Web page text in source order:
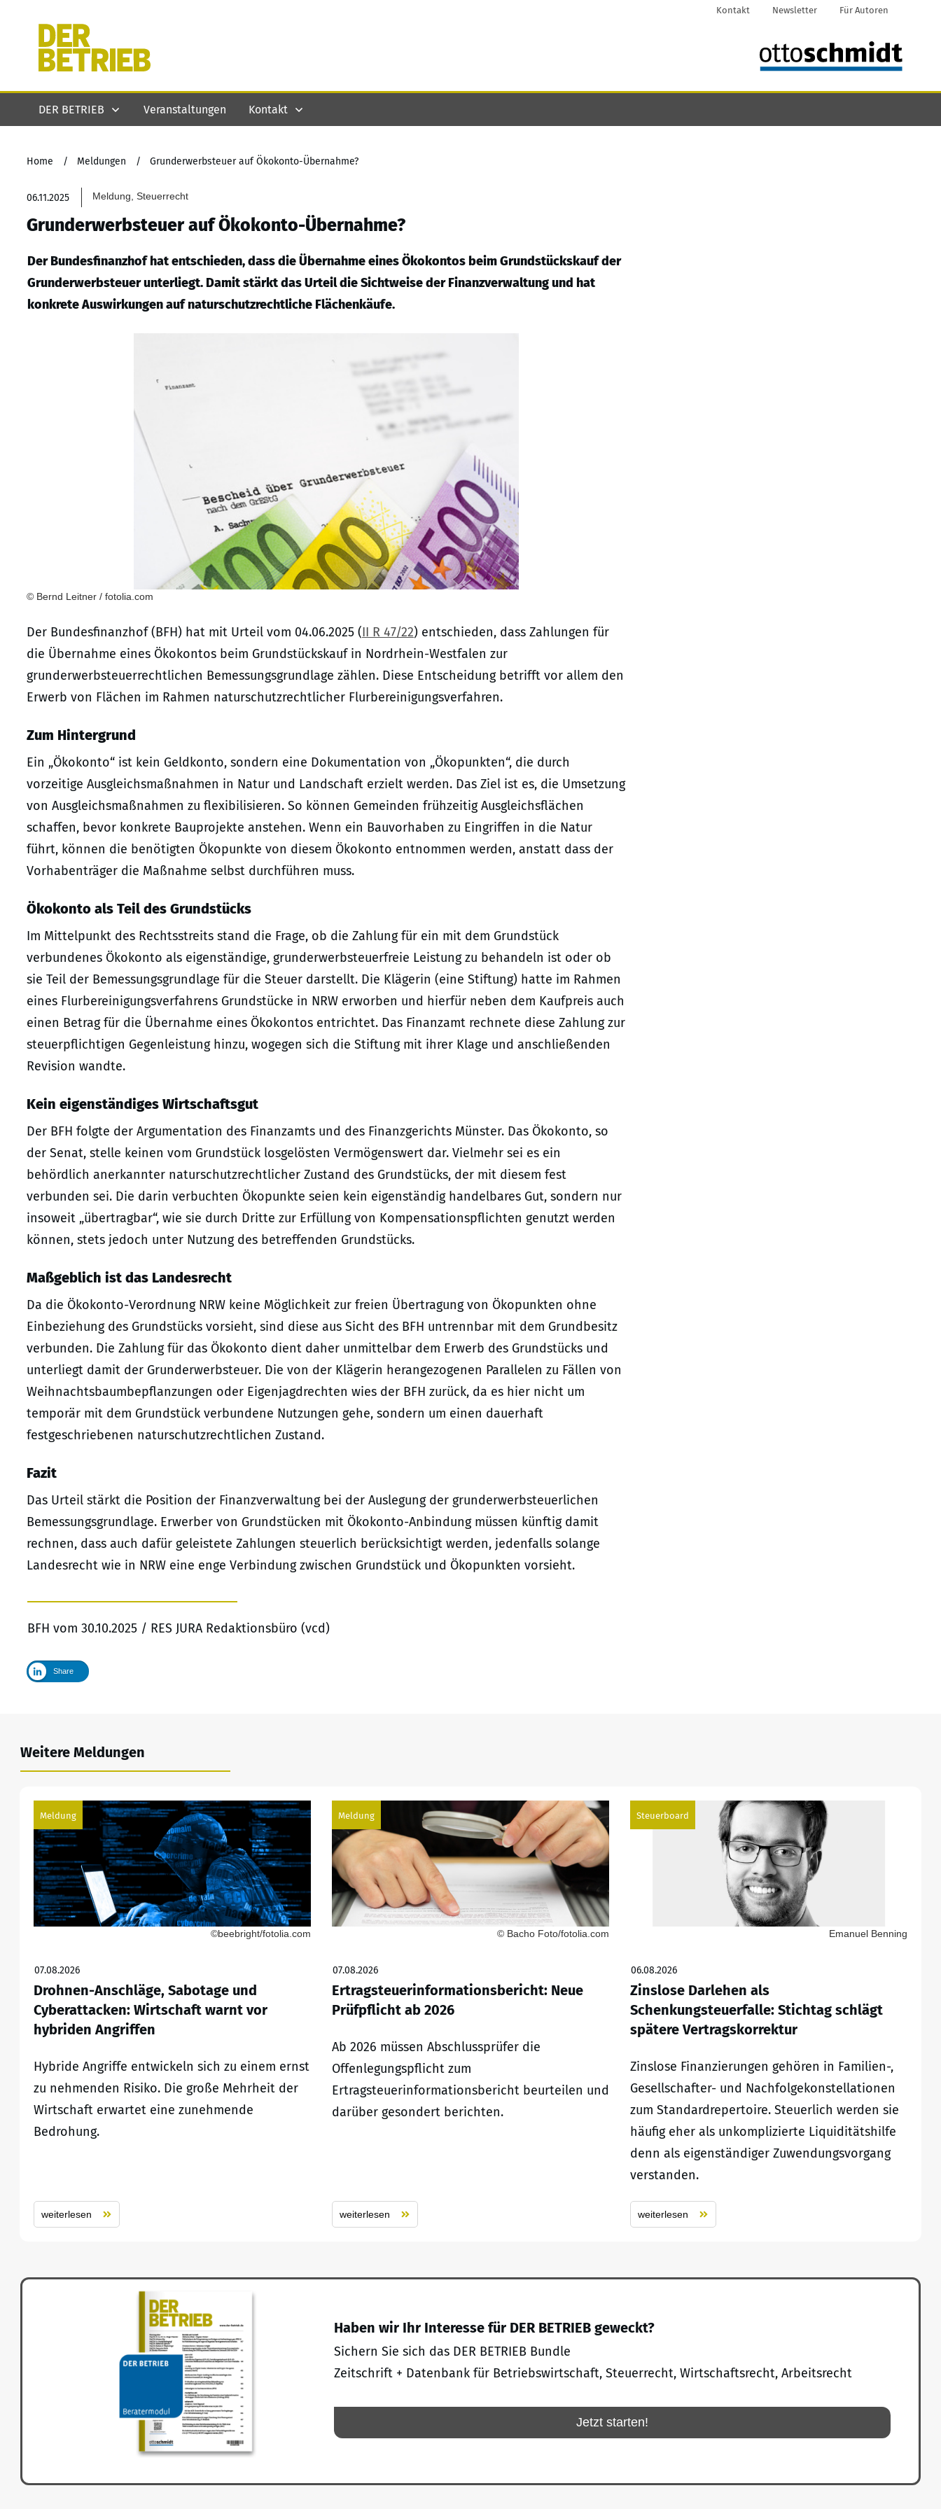
Kontakt Newsletter Für Autoren
DER BETRIEB Veranstaltungen Kontakt
Home / Meldungen / Grunderwerbsteuer auf Ökokonto-Übernahme?
06.11.2025 Meldung, Steuerrecht
Grunderwerbsteuer auf Ökokonto-Übernahme?
Der Bundesfinanzhof hat entschieden, dass die Übernahme eines Ökokontos beim Grundstückskauf der
Grunderwerbsteuer unterliegt. Damit stärkt das Urteil die Sichtweise der Finanzverwaltung und hat
konkrete Auswirkungen auf naturschutzrechtliche Flächenkäufe.
© Bernd Leitner / fotolia.com
Der Bundesfinanzhof (BFH) hat mit Urteil vom 04.06.2025 (II R 47/22) entschieden, dass Zahlungen für
die Übernahme eines Ökokontos beim Grundstückskauf in Nordrhein-Westfalen zur
grunderwerbsteuerrechtlichen Bemessungsgrundlage zählen. Diese Entscheidung betrifft vor allem den
Erwerb von Flächen im Rahmen naturschutzrechtlicher Flurbereinigungsverfahren.
Zum Hintergrund
Ein „Ökokonto“ ist kein Geldkonto, sondern eine Dokumentation von „Ökopunkten“, die durch
vorzeitige Ausgleichsmaßnahmen in Natur und Landschaft erzielt werden. Das Ziel ist es, die Umsetzung
von Ausgleichsmaßnahmen zu flexibilisieren. So können Gemeinden frühzeitig Ausgleichsflächen
schaffen, bevor konkrete Bauprojekte anstehen. Wenn ein Bauvorhaben zu Eingriffen in die Natur
führt, können die benötigten Ökopunkte von diesem Ökokonto entnommen werden, anstatt dass der
Vorhabenträger die Maßnahme selbst durchführen muss.
Ökokonto als Teil des Grundstücks
Im Mittelpunkt des Rechtsstreits stand die Frage, ob die Zahlung für ein mit dem Grundstück
verbundenes Ökokonto als eigenständige, grunderwerbsteuerfreie Leistung zu behandeln ist oder ob
sie Teil der Bemessungsgrundlage für die Steuer darstellt. Die Klägerin (eine Stiftung) hatte im Rahmen
eines Flurbereinigungsverfahrens Grundstücke in NRW erworben und hierfür neben dem Kaufpreis auch
einen Betrag für die Übernahme eines Ökokontos entrichtet. Das Finanzamt rechnete diese Zahlung zur
steuerpflichtigen Gegenleistung hinzu, wogegen sich die Stiftung mit ihrer Klage und anschließenden
Revision wandte.
Kein eigenständiges Wirtschaftsgut
Der BFH folgte der Argumentation des Finanzamts und des Finanzgerichts Münster. Das Ökokonto, so
der Senat, stelle keinen vom Grundstück losgelösten Vermögenswert dar. Vielmehr sei es ein
behördlich anerkannter naturschutzrechtlicher Zustand des Grundstücks, der mit diesem fest
verbunden sei. Die darin verbuchten Ökopunkte seien kein eigenständig handelbares Gut, sondern nur
insoweit „übertragbar“, wie sie durch Dritte zur Erfüllung von Kompensationspflichten genutzt werden
können, stets jedoch unter Nutzung des betreffenden Grundstücks.
Maßgeblich ist das Landesrecht
Da die Ökokonto-Verordnung NRW keine Möglichkeit zur freien Übertragung von Ökopunkten ohne
Einbeziehung des Grundstücks vorsieht, sind diese aus Sicht des BFH untrennbar mit dem Grundbesitz
verbunden. Die Zahlung für das Ökokonto dient daher unmittelbar dem Erwerb des Grundstücks und
unterliegt damit der Grunderwerbsteuer. Die von der Klägerin herangezogenen Parallelen zu Fällen von
Weihnachtsbaumbepflanzungen oder Eigenjagdrechten wies der BFH zurück, da es hier nicht um
temporär mit dem Grundstück verbundene Nutzungen gehe, sondern um einen dauerhaft
festgeschriebenen naturschutzrechtlichen Zustand.
Fazit
Das Urteil stärkt die Position der Finanzverwaltung bei der Auslegung der grunderwerbsteuerlichen
Bemessungsgrundlage. Erwerber von Grundstücken mit Ökokonto-Anbindung müssen künftig damit
rechnen, dass auch dafür geleistete Zahlungen steuerlich berücksichtigt werden, jedenfalls solange
Landesrecht wie in NRW eine enge Verbindung zwischen Grundstück und Ökopunkten vorsieht.
BFH vom 30.10.2025 / RES JURA Redaktionsbüro (vcd)
Share
Weitere Meldungen
Meldung
©beebright/fotolia.com
07.08.2026
Drohnen-Anschläge, Sabotage und
Cyberattacken: Wirtschaft warnt vor
hybriden Angriffen
Hybride Angriffe entwickeln sich zu einem ernst
zu nehmenden Risiko. Die große Mehrheit der
Wirtschaft erwartet eine zunehmende
Bedrohung.
weiterlesen
Meldung
© Bacho Foto/fotolia.com
07.08.2026
Ertragsteuerinformationsbericht: Neue
Prüfpflicht ab 2026
Ab 2026 müssen Abschlussprüfer die
Offenlegungspflicht zum
Ertragsteuerinformationsbericht beurteilen und
darüber gesondert berichten.
weiterlesen
Steuerboard
Emanuel Benning
06.08.2026
Zinslose Darlehen als
Schenkungsteuerfalle: Stichtag schlägt
spätere Vertragskorrektur
Zinslose Finanzierungen gehören in Familien-,
Gesellschafter- und Nachfolgekonstellationen
zum Standardrepertoire. Steuerlich werden sie
häufig eher als unkomplizierte Liquiditätshilfe
denn als eigenständiger Zuwendungsvorgang
verstanden.
weiterlesen
Haben wir Ihr Interesse für DER BETRIEB geweckt?
Sichern Sie sich das DER BETRIEB Bundle
Zeitschrift + Datenbank für Betriebswirtschaft, Steuerrecht, Wirtschaftsrecht, Arbeitsrecht
Jetzt starten!